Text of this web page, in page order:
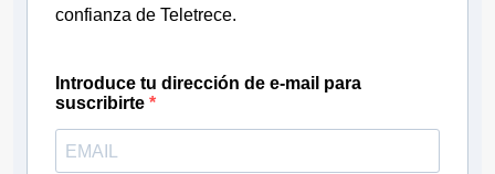
confianza de Teletrece.
Introduce tu dirección de e-mail para
suscribirte